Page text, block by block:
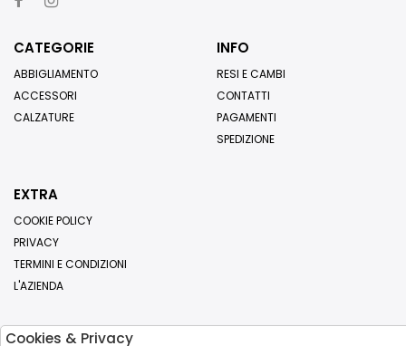
CATEGORIE
ABBIGLIAMENTO
ACCESSORI
CALZATURE
INFO
RESI E CAMBI
CONTATTI
PAGAMENTI
SPEDIZIONE
EXTRA
COOKIE POLICY
PRIVACY
TERMINI E CONDIZIONI
L'AZIENDA
Cookies & Privacy